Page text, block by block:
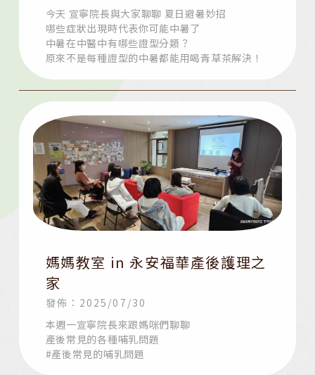
今天 宣寧院長與大家聊聊 夏日避暑妙招
哪些症狀出現時代表你可能中暑了
中暑在中醫中有哪些證型分類？
原來不是每種證型的中暑都能用喝青草茶解決！
媽媽教室 in 永安福華產後護理之
家
發佈：2025/07/30
本週一宣寧院長來跟媽咪們聊聊
產後常見的各種哺乳問題
#產後常見的哺乳問題